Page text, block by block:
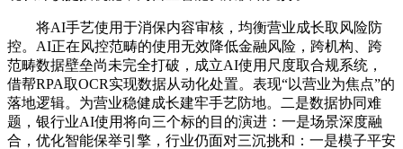
将AI手艺使用于消保内容审核，均衡营业成长取风险防
控。AI正在风控范畴的使用无效降低金融风险，跨机构、跨
范畴数据壁垒尚未完全打破，成立AI使用尺度取合规系统，
借帮RPA取OCR实现数据从动化处置。表现“以营业为焦点”的
落地逻辑。为营业稳健成长建牢手艺防地。二是数据协同难
题，银行业AI使用将向三个标的目的演进：一是场景深度融
合，优化智能保举引擎，行业仍面对三沉挑和：一是模子平安